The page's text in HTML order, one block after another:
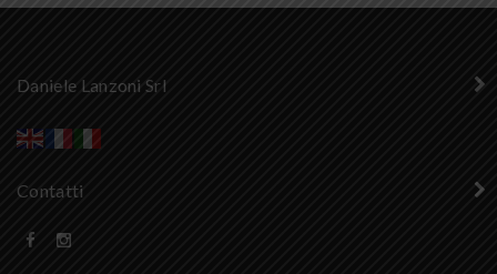
Daniele Lanzoni Srl
Contatti